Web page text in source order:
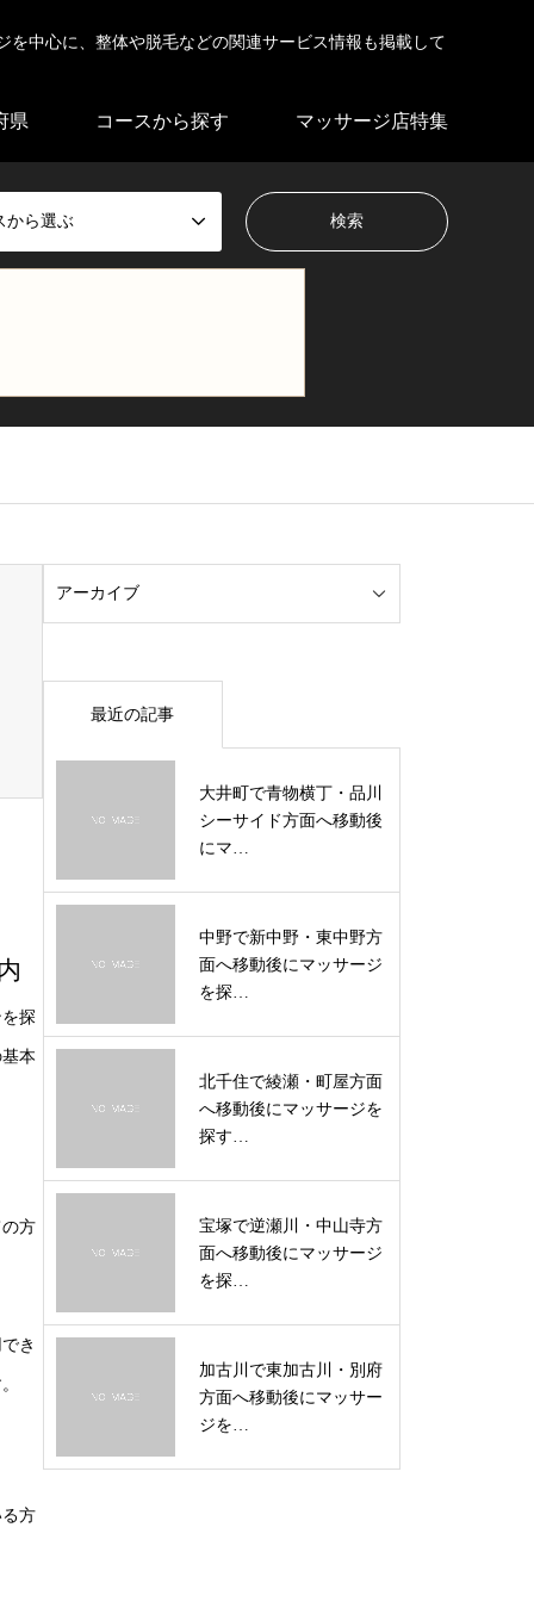
中心に、整体や脱毛などの関連サービス情報も掲載して
県 コースから探す マッサージ店特集
から選ぶ
探
本
方
き
方
最近の記事
大井町で青物横丁・品川
シーサイド方面へ移動後
にマ…
中野で新中野・東中野方
面へ移動後にマッサージ
を探…
北千住で綾瀬・町屋方面
へ移動後にマッサージを
探す…
宝塚で逆瀬川・中山寺方
面へ移動後にマッサージ
を探…
加古川で東加古川・別府
方面へ移動後にマッサー
ジを…